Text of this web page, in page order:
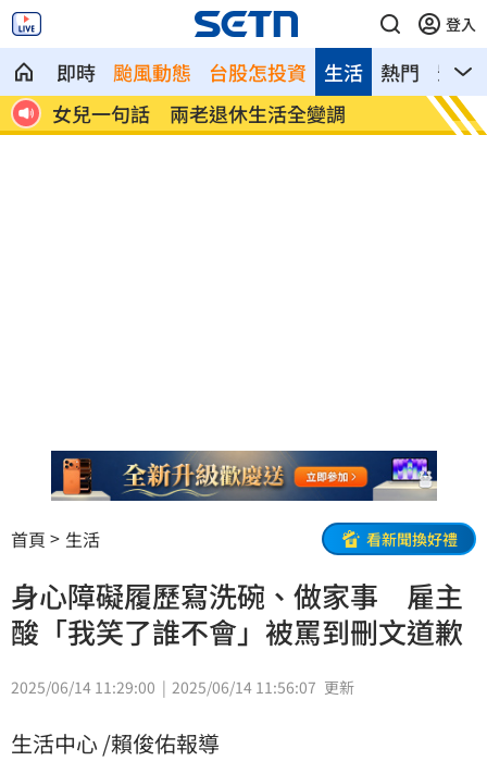
登入
即時 颱風動態 台股怎投資 熱門 影音
生活
女兒一句話 兩老退休生活全變調
記憶
襲
首頁 生活 看新聞換好禮
身心障礙履歷寫洗碗、做家事 雇主
酸「我笑了誰不會」被罵到刪文道歉
2025/06/14 11:29:00 2025/06/14 11:56:07 更新
生活中心 /賴俊佑報導